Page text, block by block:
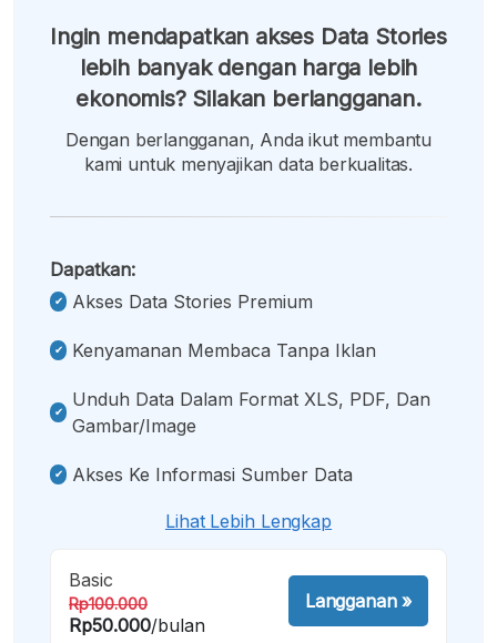
Ingin mendapatkan akses Data Stories
lebih banyak dengan harga lebih
ekonomis? Silakan berlangganan.
Dengan berlangganan, Anda ikut membantu
kami untuk menyajikan data berkualitas.
Dapatkan:
Akses Data Stories Premium
Kenyamanan Membaca Tanpa Iklan
Unduh Data Dalam Format XLS, PDF, Dan
Gambar/image
Akses Ke Informasi Sumber Data
Lihat Lebih Lengkap
Basic
Rp100.000
Rp50.000/bulan
Langganan»